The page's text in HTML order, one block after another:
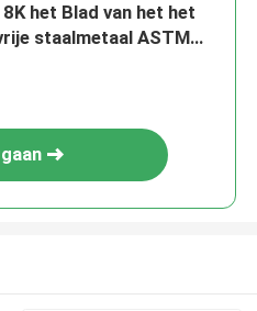
8K het Blad van het het
staalmetaal ASTM